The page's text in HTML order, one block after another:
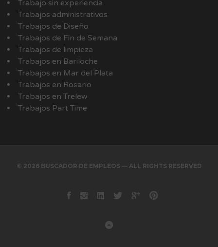
Trabajo sin experiencia
Trabajos administrativos
Trabajos de Diseño
Trabajos de Fin de Semana
Trabajos de limpieza
Trabajos en Bariloche
Trabajos en Mar del Plata
Trabajos en Rosario
Trabajos en Trelew
Trabajos Part Time
© 2026 BUSCADOR DE EMPLEOS — ALL RIGHTS RESERVED
Facebook
instagram
LinkedinTwitterGoogle+